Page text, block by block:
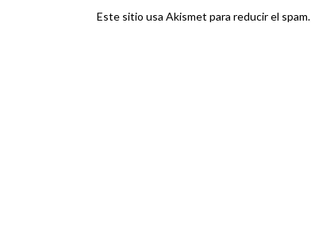
Este sitio usa Akismet para reducir el spam.